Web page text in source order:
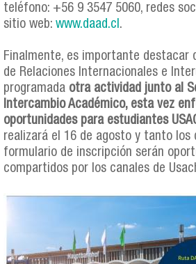
teléfono: +56 9 3547 5060, redes
sitio web: www.daad.cl .
Finalmente, es importante destacar
de Relaciones Internacionales e
programada otra actividad junto al
Intercambio Académico, esta vez
oportunidades para estudiantes
realizará el 16 de agosto y tanto los
formulario de inscripción serán
compartidos por los canales de
charla_daad_collage.jpg